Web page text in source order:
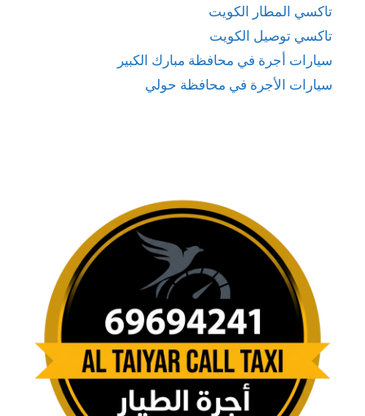
تاكسي المطار الكويت
تاكسي توصيل الكويت
سيارات أجرة في محافظة مبارك الكبير
سيارات الأجرة في محافظة حولي